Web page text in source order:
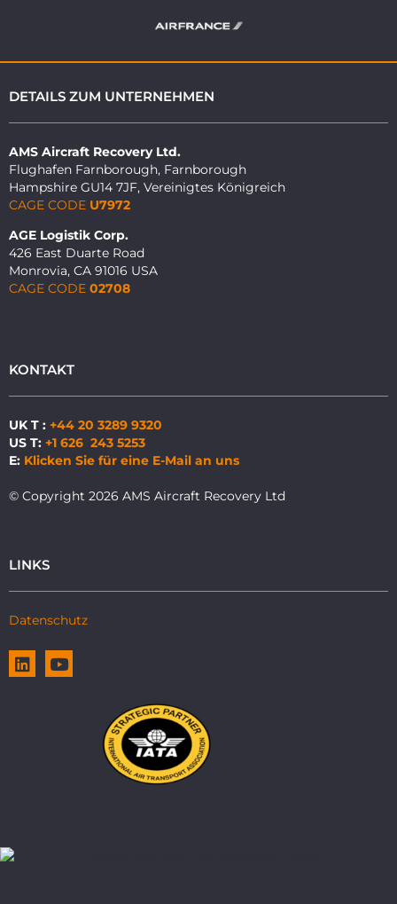
DETAILS ZUM UNTERNEHMEN
AMS Aircraft Recovery Ltd.
Flughafen Farnborough, Farnborough
Hampshire GU14 7JF, Vereinigtes Königreich
CAGE CODE U7972
AGE Logistik Corp.
426 East Duarte Road
Monrovia, CA 91016 USA
CAGE CODE 02708
KONTAKT
UK T : +44 20 3289 9320
US T: +1 626 243 5253
E: Klicken Sie für eine E-Mail an uns
© Copyright 2026 AMS Aircraft Recovery Ltd
LINKS
Datenschutz